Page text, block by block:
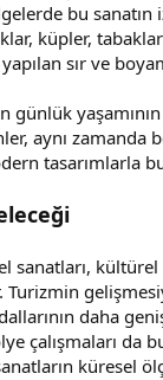
bu
küpler,
sır ve
aynı
tasarımlarla bu
kültürel
Turizmin
daha
çalışmaları da
küresel